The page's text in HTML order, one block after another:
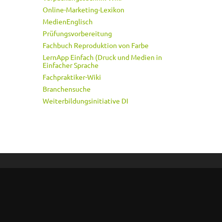
Online-Marketing-Lexikon
MedienEnglisch
Prüfungsvorbereitung
Fachbuch Reproduktion von Farbe
LernApp Einfach (Druck und Medien in
Einfacher Sprache
Fachpraktiker-Wiki
Branchensuche
Weiterbildungsinitiative DI